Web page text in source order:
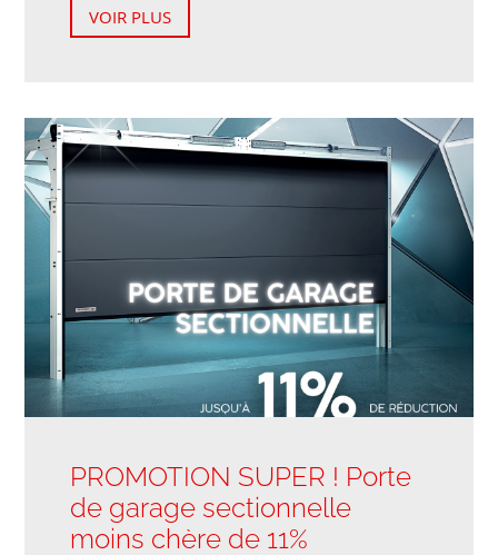
VOIR PLUS
PROMOTION SUPER ! Porte
de garage sectionnelle
moins chère de 11%